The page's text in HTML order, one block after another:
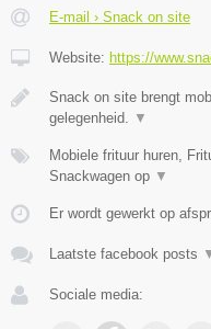
E-mail › Snack on site
Website: https://
Snack on site brengt
gelegenheid. ▼
Mobiele frituur huren,
Snackwagen op ▼
Er wordt gewerkt op
Laatste facebook posts
Sociale media: